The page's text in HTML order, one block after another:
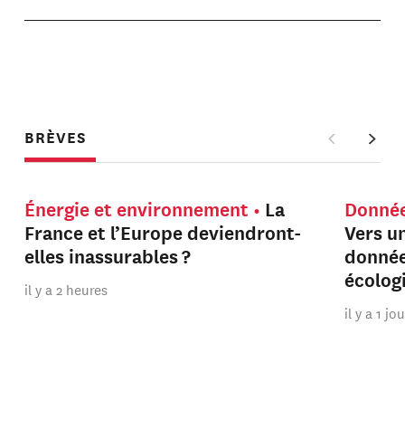
BRÈVES
Énergie et environnement
La
France et l’Europe deviendront-
elles inassurables ?
il y a 2 heures
Vers
il y a 1